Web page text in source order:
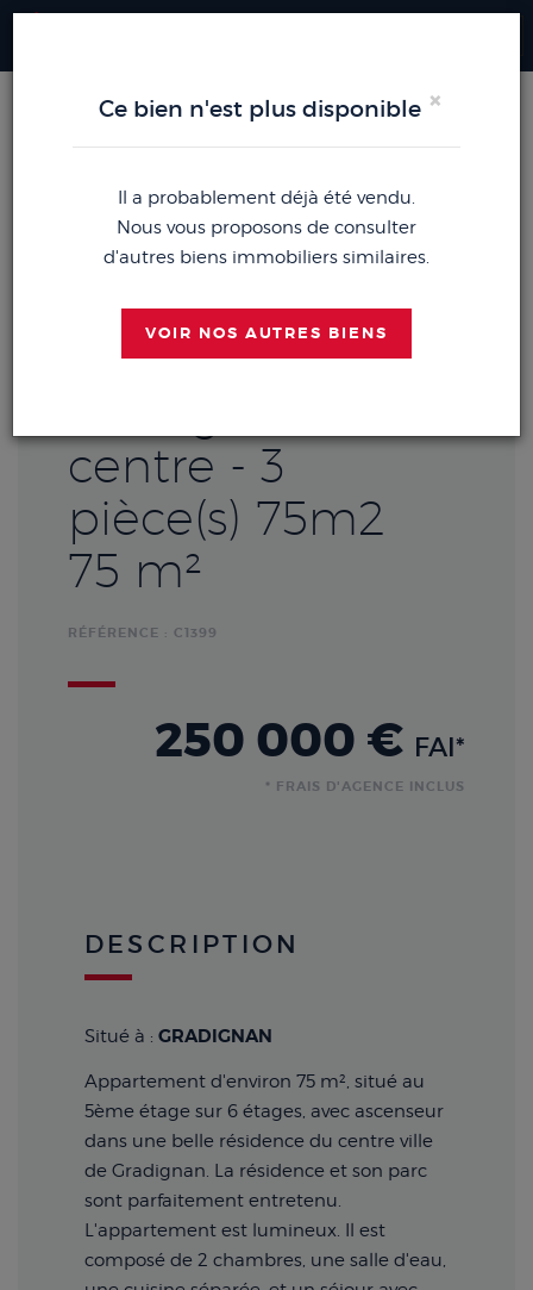
ACHETER APPARTEMENT GRADIGNAN (33170)
EXCLUSIVITÉ !
Appartement
Appartement -
centre - 3
pièce(s) 75m2
75 m²
RÉFÉRENCE : C1399
250 000 € FAI*
* FRAIS D'AGENCE INCLUS
DESCRIPTION
Situé à : GRADIGNAN
Appartement d'environ 75 m², situé au
5ème étage sur 6 étages, avec ascenseur
dans une belle résidence du centre ville
de Gradignan. La résidence et son parc
sont parfaitement entretenu.
L'appartement est lumineux. Il est
composé de 2 chambres, une salle d'eau,
×
Ce bien n'est plus disponible
Il a probablement déjà été vendu.
Nous vous proposons de consulter
d'autres biens immobiliers similaires.
VOIR NOS AUTRES BIENS